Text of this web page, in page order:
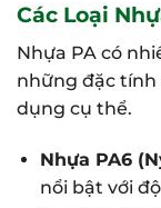
Các Loại
Nhựa PA có
những đặc tính
dụng cụ thể.
Nhựa PA6
nổi bật với